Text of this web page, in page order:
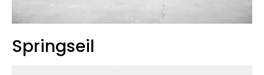
Springseil